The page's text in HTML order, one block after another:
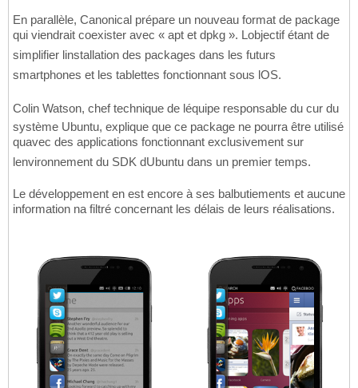
En parallèle, Canonical prépare un nouveau format de package
qui viendrait coexister avec « apt et dpkg ». Lobjectif étant de
simplifier linstallation des packages dans les futurs
smartphones et les tablettes fonctionnant sous lOS.
Colin Watson, chef technique de léquipe responsable du cur du
système Ubuntu, explique que ce package ne pourra être utilisé
quavec des applications fonctionnant exclusivement sur
lenvironnement du SDK dUbuntu dans un premier temps.
Le développement en est encore à ses balbutiements et aucune
information na filtré concernant les délais de leurs réalisations.